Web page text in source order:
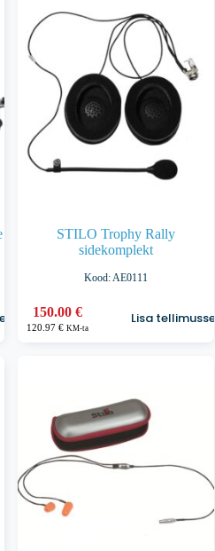
STILO Trophy Rally
sidekomplekt
Kood: AE0111
150.00€
120.97€ KM-ta
Lisa tellimusse